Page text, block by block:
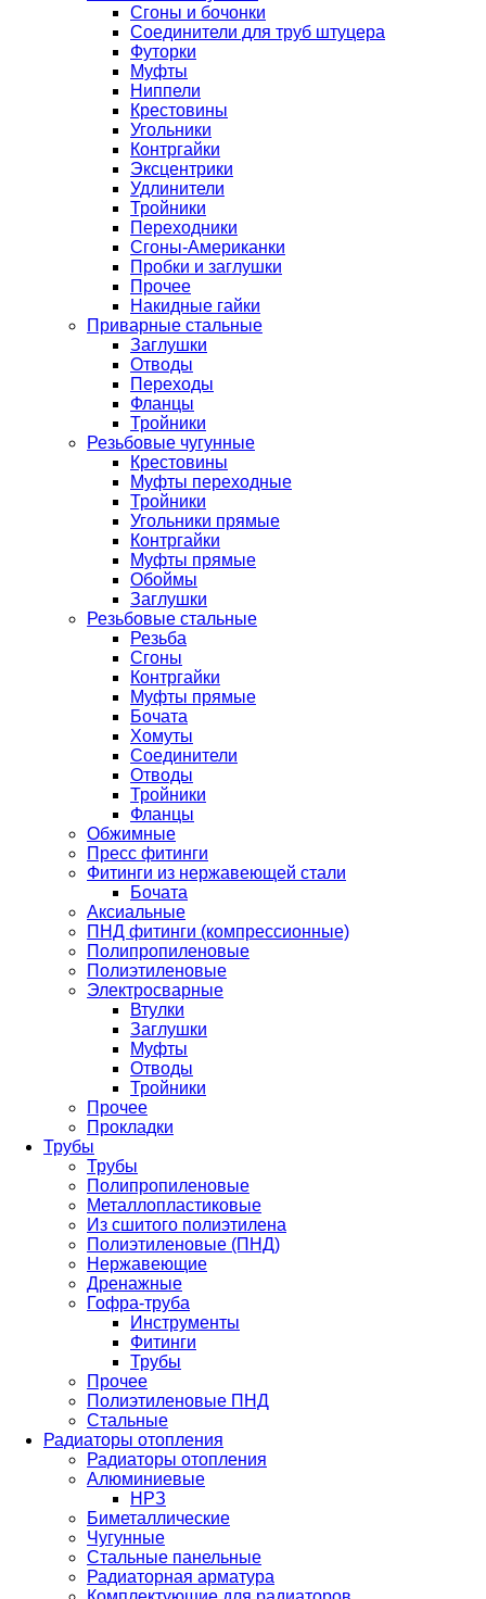
Сгоны и бочонки
Соединители для труб штуцера
Футорки
Муфты
Ниппели
Крестовины
Угольники
Контргайки
Эксцентрики
Удлинители
Тройники
Переходники
Сгоны-Американки
Пробки и заглушки
Прочее
Накидные гайки
Приварные стальные
Заглушки
Отводы
Переходы
Фланцы
Тройники
Резьбовые чугунные
Крестовины
Муфты переходные
Тройники
Угольники прямые
Контргайки
Муфты прямые
Обоймы
Заглушки
Резьбовые стальные
Резьба
Сгоны
Контргайки
Муфты прямые
Бочата
Хомуты
Соединители
Отводы
Тройники
Фланцы
Обжимные
Пресс фитинги
Фитинги из нержавеющей стали
Бочата
Аксиальные
ПНД фитинги (компрессионные)
Полипропиленовые
Полиэтиленовые
Электросварные
Втулки
Заглушки
Муфты
Отводы
Тройники
Прочее
Прокладки
Трубы
Трубы
Полипропиленовые
Металлопластиковые
Из сшитого полиэтилена
Полиэтиленовые (ПНД)
Нержавеющие
Дренажные
Гофра-труба
Инструменты
Фитинги
Трубы
Прочее
Полиэтиленовые ПНД
Стальные
Радиаторы отопления
Радиаторы отопления
Алюминиевые
НРЗ
Биметаллические
Чугунные
Стальные панельные
Радиаторная арматура